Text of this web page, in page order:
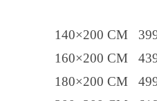
140×200 CM
160×200 CM
180×200 CM